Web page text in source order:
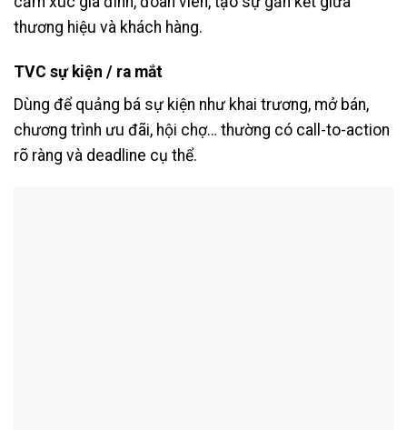
thương hiệu và khách hàng.
TVC sự kiện / ra mắt
Dùng để quảng bá sự kiện như khai trương, mở bán,
chương trình ưu đãi, hội chợ… thường có call-to-action
rõ ràng và deadline cụ thể.